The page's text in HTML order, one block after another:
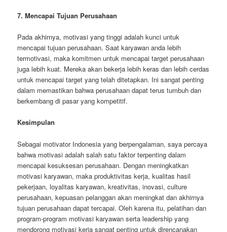
7. Mencapai Tujuan Perusahaan
Pada akhirnya, motivasi yang tinggi adalah kunci untuk
mencapai tujuan perusahaan. Saat karyawan anda lebih
termotivasi, maka komitmen untuk mencapai target perusahaan
juga lebih kuat. Mereka akan bekerja lebih keras dan lebih cerdas
untuk mencapai target yang telah ditetapkan. Ini sangat penting
dalam memastikan bahwa perusahaan dapat terus tumbuh dan
berkembang di pasar yang kompetitif.
Kesimpulan
Sebagai motivator Indonesia yang berpengalaman, saya percaya
bahwa motivasi adalah salah satu faktor terpenting dalam
mencapai kesuksesan perusahaan. Dengan meningkatkan
motivasi karyawan, maka produktivitas kerja, kualitas hasil
pekerjaan, loyalitas karyawan, kreativitas, inovasi, culture
perusahaan, kepuasan pelanggan akan meningkat dan akhirnya
tujuan perusahaan dapat tercapai. Oleh karena itu, pelatihan dan
program-program motivasi karyawan serta leadership yang
mendorong motivasi kerja sangat penting untuk direncanakan